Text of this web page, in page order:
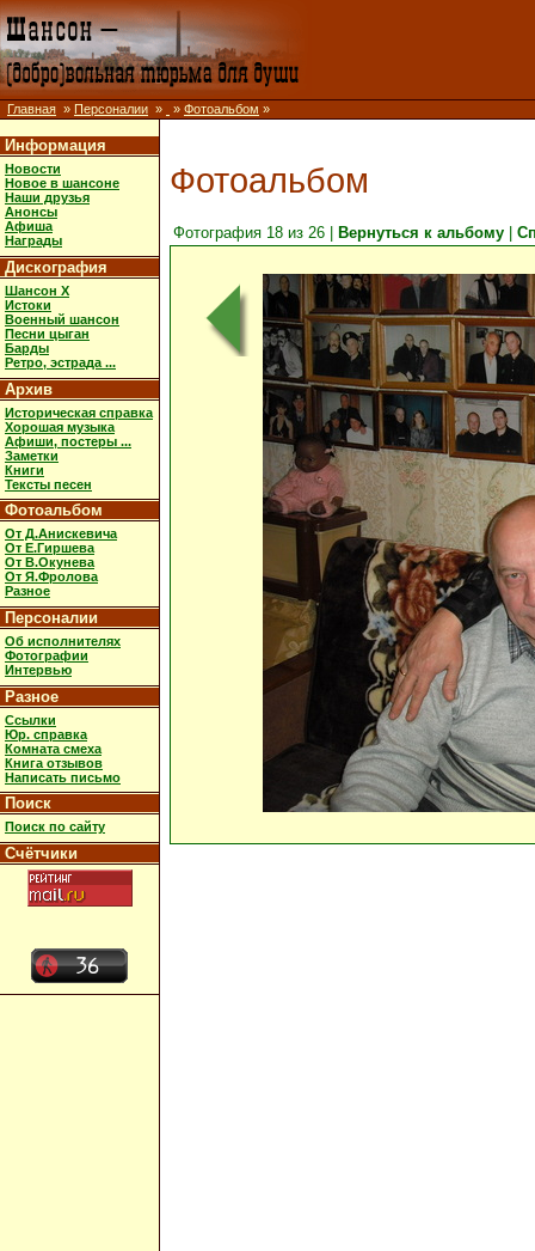
Главная » Персоналии » » Фотоальбом »
Информация
Новости
Новое в шансоне
Наши друзья
Анонсы
Афиша
Награды
Дискография
Шансон X
Истоки
Военный шансон
Песни цыган
Барды
Ретро, эстрада ...
Архив
Историческая справка
Хорошая музыка
Афиши, постеры ...
Заметки
Книги
Тексты песен
Фотоальбом
От Д.Анискевича
От Е.Гиршева
От В.Окунева
От Я.Фролова
Разное
Персоналии
Об исполнителях
Фотографии
Интервью
Разное
Ссылки
Юр. справка
Комната смеха
Книга отзывов
Написать письмо
Поиск
Поиск по сайту
Счётчики
Фотоальбом
Фотография 18 из 26 | Вернуться к альбому